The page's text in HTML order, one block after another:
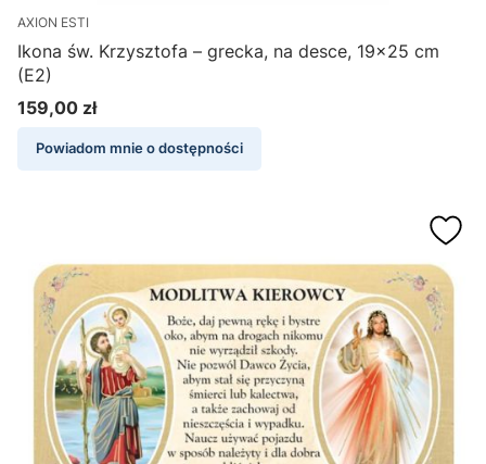
AXION ESTI
Ikona św. Krzysztofa – grecka, na desce, 19×25 cm
(E2)
Cena
159,00 zł
Powiadom mnie o dostępności